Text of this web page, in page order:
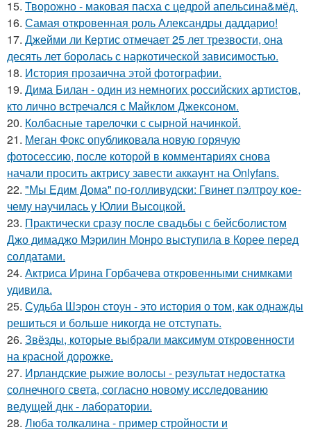
15. Творожно - маковая пасха с цедрой апельсина&мёд.
16. Самая откровенная роль Александры даддарио!
17. Джейми ли Кертис отмечает 25 лет трезвости, она
десять лет боролась с наркотической зависимостью.
18. История прозаична этой фотографии.
19. Дима Билан - один из немногих российских артистов,
кто лично встречался с Майклом Джексоном.
20. Колбасные тарелочки с сырной начинкой.
21. Меган Фокс опубликовала новую горячую
фотосессию, после которой в комментариях снова
начали просить актрису завести аккаунт на Onlyfans.
22. "Мы Едим Дома" по-голливудски: Гвинет пэлтроу кое-
чему научилась у Юлии Высоцкой.
23. Практически сразу после свадьбы с бейсболистом
Джо димаджо Мэрилин Монро выступила в Корее перед
солдатами.
24. Актриса Ирина Горбачева откровенными снимками
удивила.
25. Судьба Шэрон стоун - это история о том, как однажды
решиться и больше никогда не отступать.
26. Звёзды, которые выбрали максимум откровенности
на красной дорожке.
27. Ирландские рыжие волосы - результат недостатка
солнечного света, согласно новому исследованию
ведущей днк - лаборатории.
28. Люба толкалина - пример стройности и